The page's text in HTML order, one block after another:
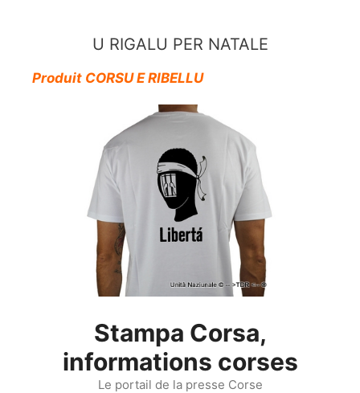
U RIGALU PER NATALE
Produit CORSU E RIBELLU
Stampa Corsa,
informations corses
Le portail de la presse Corse